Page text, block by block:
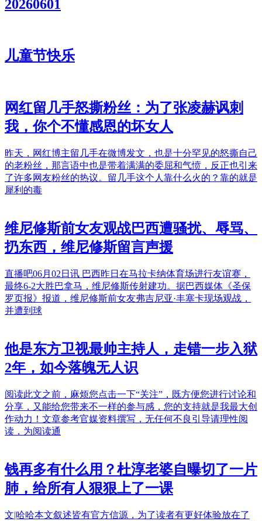
20260601
儿童节快乐
网红留几手怒撕粉丝：为了张凌赫讽刺
我，你个不懂感恩的坏女人
昨天，网红博主留几手在微博发文，也是十分罕见的怒撕自己
的老粉丝，那言语中也是带着满满的委屈和气愤，反正也引来
了许多网友粉丝的热议。留几手这个人靠什么火的？靠的就是
犀利的毒
维尼修斯前女友观战巴西遭骚扰、辱骂、
扔东西，维尼修斯留言声援
直播吧06月02日讯 巴西昨日在马拉卡纳体育场进行友谊赛，
最终6-2大胜巴拿马，维尼修斯传射建功。据巴西媒体《圣保
罗页报》报道，维尼修斯前女友弗吉尼亚·丰塞卡现场观战，
并遭到球
他是东方卫视最帅主持人，走错一步入狱
2年，如今落魄无人识
阅读此文之前，麻烦您点击一下“关注”，既方便您进行讨论和
分享，又能给您带来不一样的参与感，您的支持就是我最大创
作动力！文章参考官媒资料撰写，无任何不良引导请理性阅
读，为阅读通
钱再多有什么用？杜淳老婆自曝切了一片
肺，给所有人狠狠上了一课
文|哈哈本文叙述皆有官方信源，为了读者有更好体验放在了